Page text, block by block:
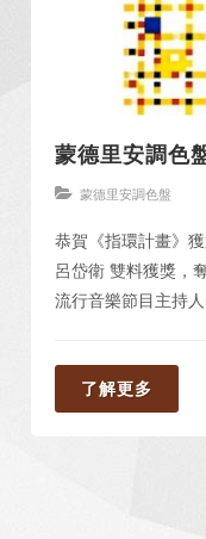
蒙德里安調色
蒙德里安調色盤
恭賀《指環計畫》
呂岱衛 雙料獲獎，
流行音樂節目主持人
了解更多